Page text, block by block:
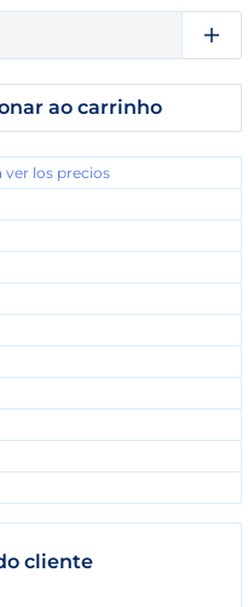
ao carrinho
ver los precios
cliente